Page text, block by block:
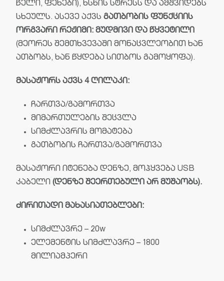
წელი, ფეხები), ხსნის სტრესს და ამშვიდებს
სხეულს. ასევე აქვსგათბობის ფუნქციის
ორგვარი რეჟიმი: მუდმივი და წყვეტილი
(მეორეს შემთხვევაში მონაცვლეობით ხან
ათბობს, ხან წყდება სითბოს გამოყოფა).
მასაჟორს აქვს 4 ღილაკი:
ჩართვა/გამორთვა
მიმართულების შეცვლა
სიმძლავრის მომატება
გათბობის ჩართვა/გამორთვა
მასაჟორი იტენება დენზე, მოჰყვება USB
კაბელი(დენზე შეერთებული არ მუშაობს).
ძირითადი მახასიათებლები:
სიმძლავრე – 20w
ელემენტის სიმძლავრე – 1800
მილიამპერი